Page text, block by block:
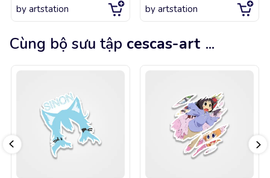
by artstation by artstation
Cùng bộ sưu tập cescas-art ...